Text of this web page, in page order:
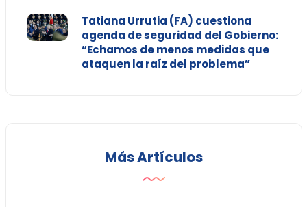
Tatiana Urrutia (FA) cuestiona
agenda de seguridad del Gobierno:
“Echamos de menos medidas que
ataquen la raíz del problema”
Más Artículos